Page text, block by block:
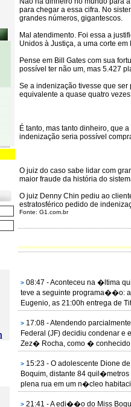
para chegar a essa cifra. No
grandes números, gigantescos.
Mal atendimento. Foi essa a
Unidos à Justiça, a uma corte em
Pense em Bill Gates com sua
possível ter não um, mas 5.427
Se a indenização tivesse que
equivalente a quase quatro
É tanto, mas tanto dinheiro, que
indenização seria possível
O juiz do caso sabe lidar com
maior fraude da história do
O juiz Denny Chin pediu ao
estratosférico pedido de
Fonte: G1.com.br
> 08:47 - Aconteceu na �ltima
teve a seguinte programa��o:
Eugenio, as 21:00h entrega de
> 17:08 - Atendendo
Federal (JF) decidiu condenar
Zez� Rocha, como �
> 15:23 - O adolescente Dione
Boquim, distante 84
plena rua em um n�cleo
> 21:41 - A edi��o do Miss